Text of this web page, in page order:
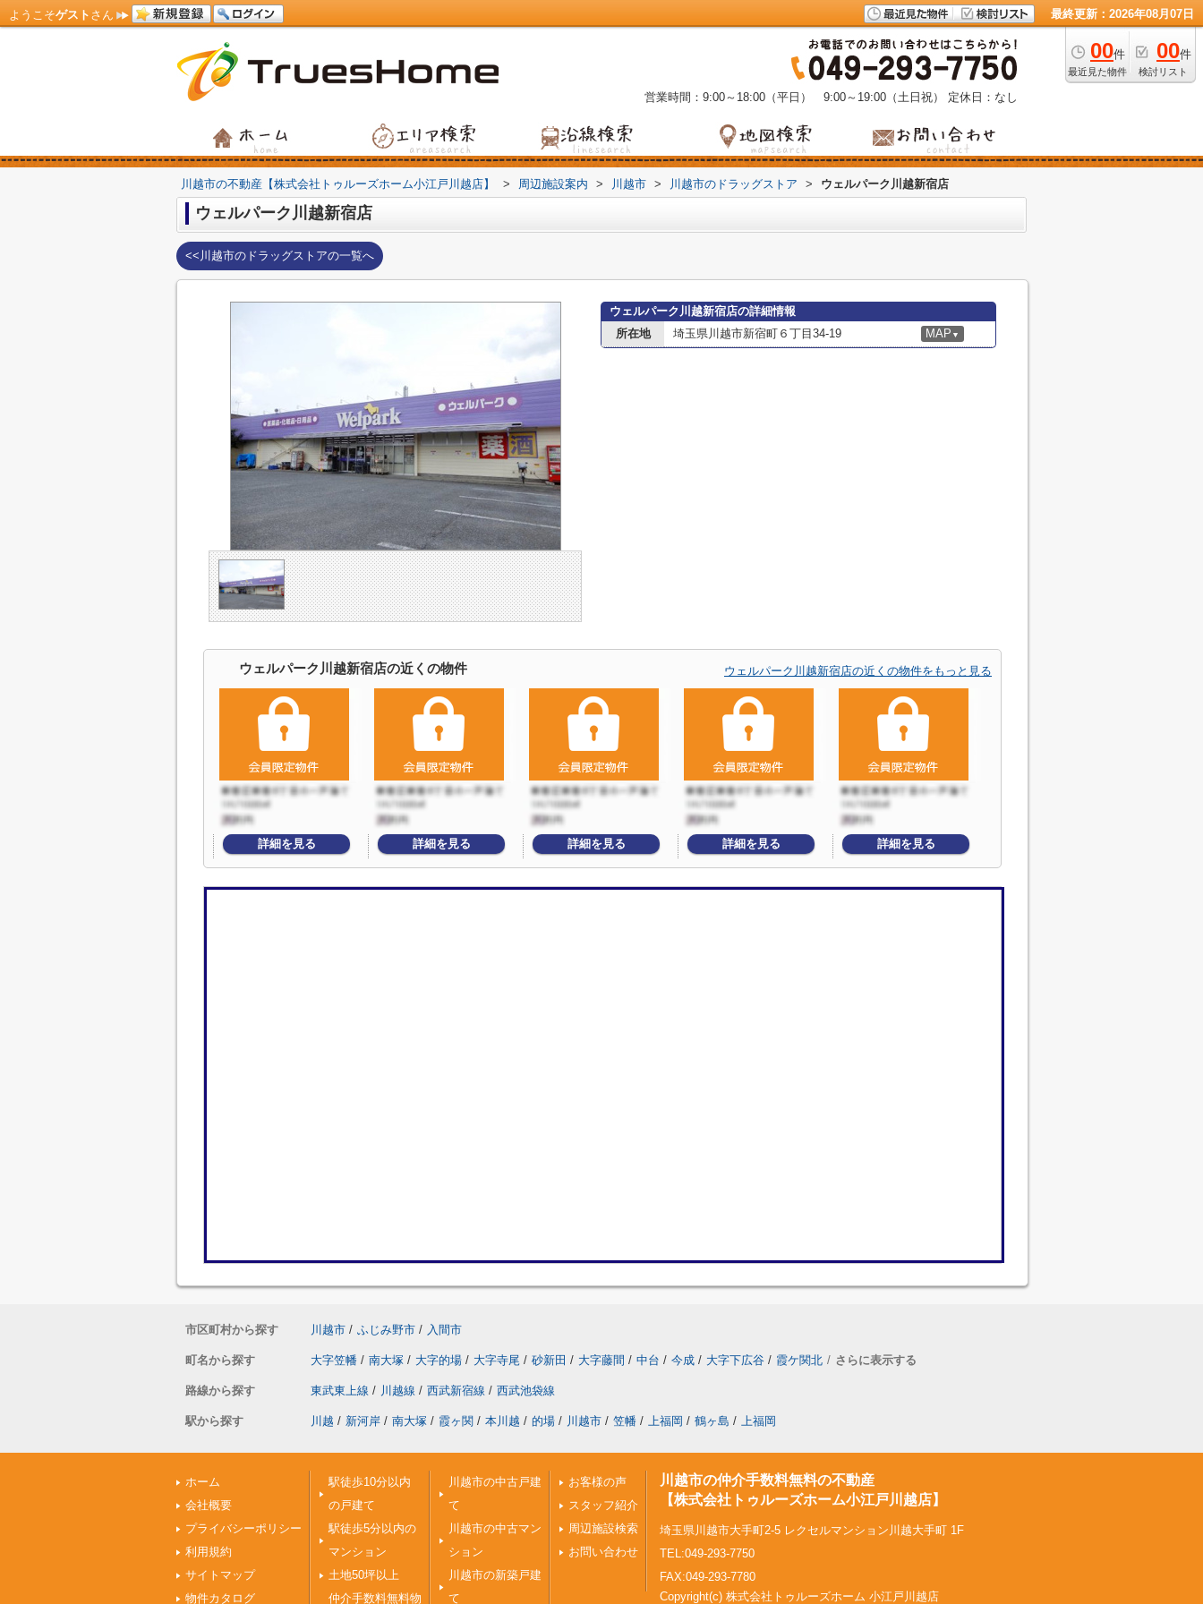
ようこそゲスト さん 最終更新：2026年08月07日
00件
最近見た物件
00件
検討リスト
営業時間：9:00～18:00（平日） 9:00～19:00（土日祝） 定休日：なし
川越市の不動産【株式会社トゥルーズホーム小江戸川越店】 > 周辺施設案内 > 川越市 > 川越市のドラッグストア > ウェルパーク川越新宿店
ウェルパーク川越新宿店
<<川越市のドラッグストアの一覧へ
ウェルパーク川越新宿店の詳細情報
所在地
埼玉県川越市新宿町６丁目34-19 MAP ▼
ウェルパーク川越新宿店の近くの物件 ウェルパーク川越新宿店の近くの物件をもっと見る
詳細を見る 詳細を見る 詳細を見る 詳細を見る 詳細を見る
市区町村から探す 川越市 / ふじみ野市 / 入間市
町名から探す 大字笠幡 / 南大塚 / 大字的場 / 大字寺尾 / 砂新田 / 大字藤間 / 中台 / 今成 / 大字下広谷 / 霞ケ関北 さらに表示する
路線から探す 東武東上線 / 川越線 / 西武新宿線 / 西武池袋線
駅から探す 川越 / 新河岸 / 南大塚 / 霞ヶ関 / 本川越 / 的場 / 川越市 / 笠幡 / 上福岡 / 鶴ヶ島 / 上福岡
ホーム
会社概要
プライバシーポリシー
利用規約
サイトマップ
物件カタログ
駅徒歩10分以内
の戸建て
駅徒歩5分以内の
マンション
土地50坪以上
仲介手数料無料物
川越市の中古戸建
て
川越市の中古マン
ション
川越市の新築戸建
て
お客様の声
スタッフ紹介
周辺施設検索
お問い合わせ
川越市の仲介手数料無料の不動産
【株式会社トゥルーズホーム小江戸川越店】
埼玉県川越市大手町2-5 レクセルマンション川越大手町 1F
TEL:049-293-7750
FAX:049-293-7780
Copyright(c) 株式会社トゥルーズホーム 小江戸川越店